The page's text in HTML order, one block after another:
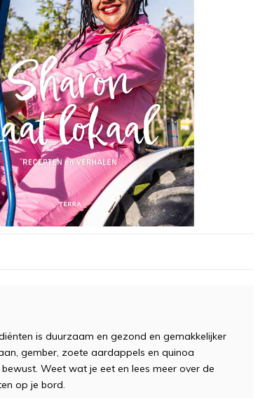
is duurzaam en gezond en gemakkelijker
gember, zoete aardappels en quinoa
Weet wat je eet en lees meer over de
op je bord.